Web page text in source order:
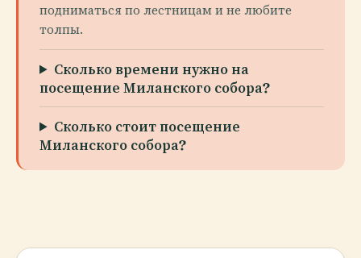
подниматься по лестницам и не любите
толпы.
Сколько времени нужно на
посещение Миланского собора?
Сколько стоит посещение
Миланского собора?